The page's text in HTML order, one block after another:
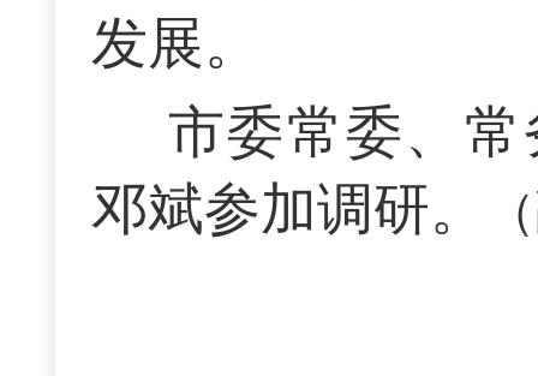
发展。
市委常委、
邓斌参加调研。